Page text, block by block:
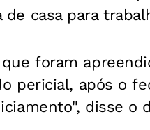
de casa para
foram
pericial, após o
disse o